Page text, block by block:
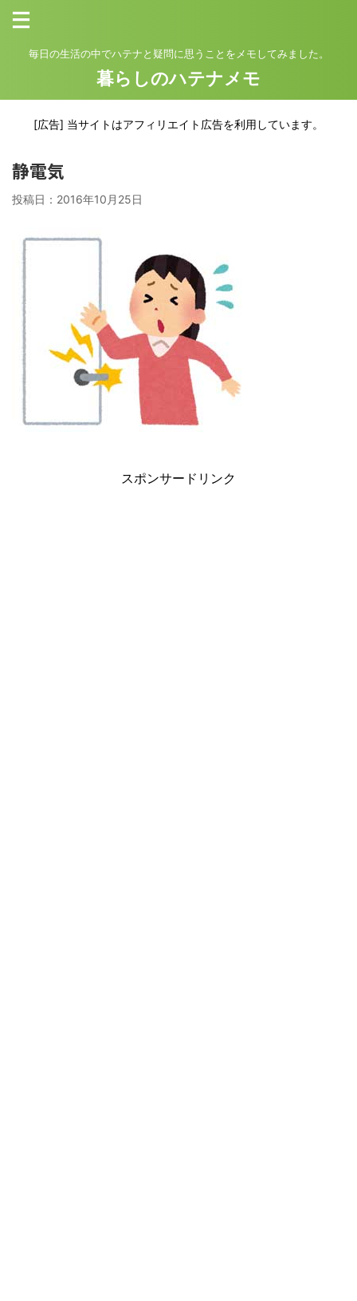
毎日の生活の中でハテナと疑問に思うことをメモしてみました。
暮らしのハテナメモ
[広告] 当サイトはアフィリエイト広告を利用しています。
静電気
投稿日： 2016年10月25日
スポンサードリンク